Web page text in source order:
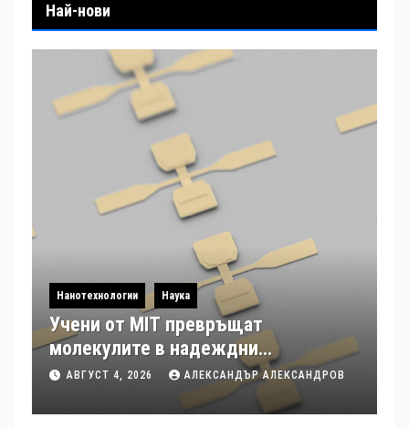
Най-нови
Нанотехнологии Наука
Учени от MIT превръщат
молекулите в надеждни
електронни устройства
АВГУСТ 4, 2026 АЛЕКСАНДЪР АЛЕКСАНДРОВ